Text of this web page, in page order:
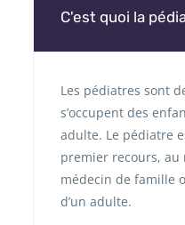
C'est quoi la
Les pédiatres sont
s’occupent des
adulte. Le pédiatre
premier recours, au
médecin de famille
d’un adulte.